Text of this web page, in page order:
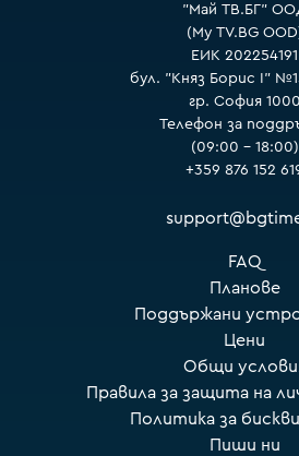
"Май ТВ.БГ"
(My TV.BG
ЕИК 202254191
бул. "Княз Борис I"
гр. София 1000
Телефон за
(09:00 – 18:00)
+359 876 152
FAQ
Планове
Поддържани
Цени
Общи
Правила за защита на
Политика за
Пиши ни